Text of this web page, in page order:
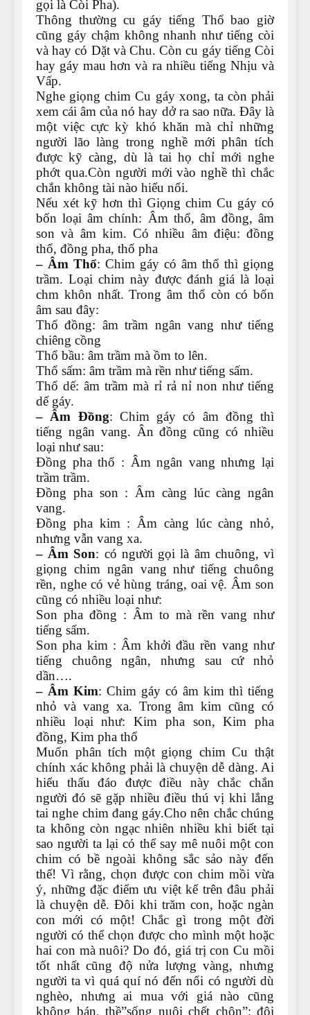
gọi là Còi Pha).
Thông thường cu gáy tiếng Thổ bao giờ
cũng gáy chậm không nhanh như tiếng còi
và hay có Dặt và Chu. Còn cu gáy tiếng Còi
hay gáy mau hơn và ra nhiều tiếng Nhịu và
Vấp.
Nghe giọng chim Cu gáy xong, ta còn phải
xem cái âm của nó hay dở ra sao nữa. Đây là
một việc cực kỳ khó khăn mà chỉ những
người lão làng trong nghề mới phân tích
được kỹ càng, dù là tai họ chỉ mới nghe
phớt qua.Còn người mới vào nghề thì chắc
chắn không tài nào hiểu nổi.
Nếu xét kỹ hơn thì Giọng chim Cu gáy có
bốn loại âm chính: Âm thổ, âm đồng, âm
son và âm kim. Có nhiều âm điệu: đồng
thổ, đồng pha, thổ pha
– Âm Thổ: Chim gáy có âm thổ thì giọng
trầm. Loại chim này được đánh giá là loại
chm khôn nhất. Trong âm thổ còn có bốn
âm sau đây:
Thổ đồng: âm trầm ngân vang như tiếng
chiêng cồng
Thổ bầu: âm trầm mà ồm to lên.
Thổ sấm: âm trầm mà rền như tiếng sấm.
Thổ dế: âm trầm mà rỉ rả nỉ non như tiếng
dế gáy.
– Âm Đồng: Chim gáy có âm đồng thì
tiếng ngân vang. Ân đồng cũng có nhiều
loại như sau:
Đồng pha thổ : Âm ngân vang nhưng lại
trầm trầm.
Đồng pha son : Âm càng lúc càng ngân
vang.
Đồng pha kim : Âm càng lúc càng nhỏ,
nhưng vẫn vang xa.
– Âm Son: có người gọi là âm chuông, vì
giọng chim ngân vang như tiếng chuông
rền, nghe có vẻ hùng tráng, oai vệ. Âm son
cũng có nhiều loại như:
Son pha đồng : Âm to mà rền vang như
tiếng sấm.
Son pha kim : Âm khởi đầu rền vang như
tiếng chuông ngân, nhưng sau cứ nhỏ
dần….
– Âm Kim: Chim gáy có âm kim thì tiếng
nhỏ và vang xa. Trong âm kim cũng có
nhiều loại như: Kim pha son, Kim pha
đồng, Kim pha thổ
Muốn phân tích một giọng chim Cu thật
chính xác không phải là chuyện dễ dàng. Ai
hiểu thấu đáo được điều này chắc chắn
người đó sẽ gặp nhiều điều thú vị khi lắng
tai nghe chim đang gáy.Cho nên chắc chúng
ta không còn ngạc nhiên nhiều khi biết tại
sao người ta lại có thể say mê nuôi một con
chim có bề ngoài không sắc sảo này đến
thế! Vì rằng, chọn được con chim mồi vừa
ý, những đặc điểm ưu việt kể trên đâu phải
là chuyện dễ. Đôi khi trăm con, hoặc ngàn
con mới có một! Chắc gì trong một đời
người có thể chọn được cho mình một hoặc
hai con mà nuôi? Do đó, giá trị con Cu mồi
tốt nhất cũng độ nửa lượng vàng, nhưng
người ta vì quá quí nó đến nổi có người dù
nghèo, nhưng ai mua với giá nào cũng
không bán, thề”sống nuôi chết chôn”; đôi